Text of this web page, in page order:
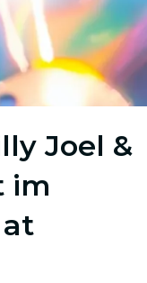
Joel &
im